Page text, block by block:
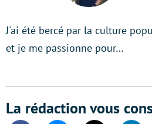
J'ai été bercé par la culture
et je me passionne pour…
La rédaction vous